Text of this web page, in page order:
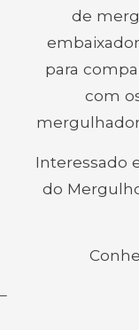
de
para
com
Interessado
do